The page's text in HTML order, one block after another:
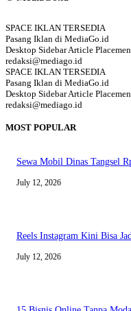
SPACE IKLAN TERSEDIA
Pasang Iklan di MediaGo.id
Desktop Sidebar Article
redaksi@mediago.id
SPACE IKLAN TERSEDIA
Pasang Iklan di MediaGo.id
Desktop Sidebar Article
redaksi@mediago.id
MOST POPULAR
Sewa Mobil Dinas Tangsel
July 12, 2026
Reels Instagram Kini Bisa
July 12, 2026